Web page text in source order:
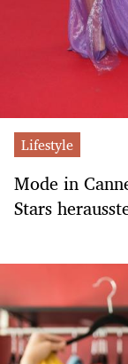
Lifestyle
Mode in
Stars